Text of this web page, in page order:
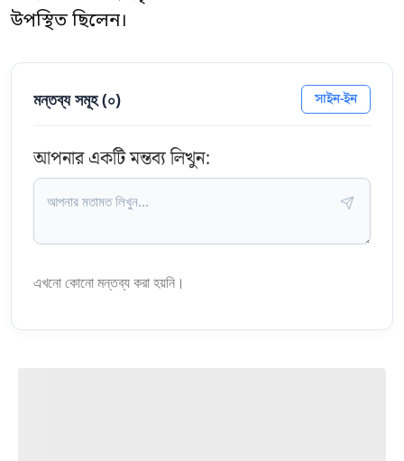
উপস্থিত ছিলেন।
মন্তব্য সমূহ (০) সাইন-ইন
আপনার একটি মন্তব্য লিখুন:
এখনো কোনো মন্তব্য করা হয়নি।